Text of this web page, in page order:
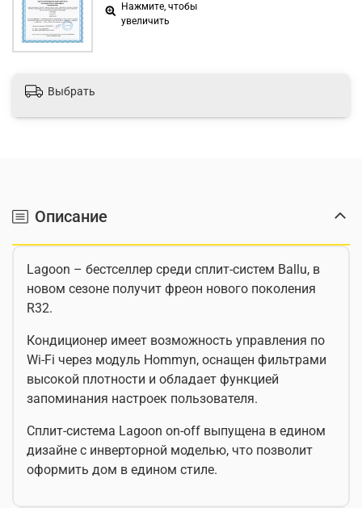
Нажмите, чтобы
увеличить
Выбрать
Описание
Lagoon – бестселлер среди сплит-систем Ballu, в
новом сезоне получит фреон нового поколения
R32.
Кондиционер имеет возможность управления по
Wi-Fi через модуль Hommyn, оснащен фильтрами
высокой плотности и обладает функцией
запоминания настроек пользователя.
Cплит-система Lagoon on-off выпущена в едином
дизайне с инверторной моделью, что позволит
оформить дом в едином стиле.